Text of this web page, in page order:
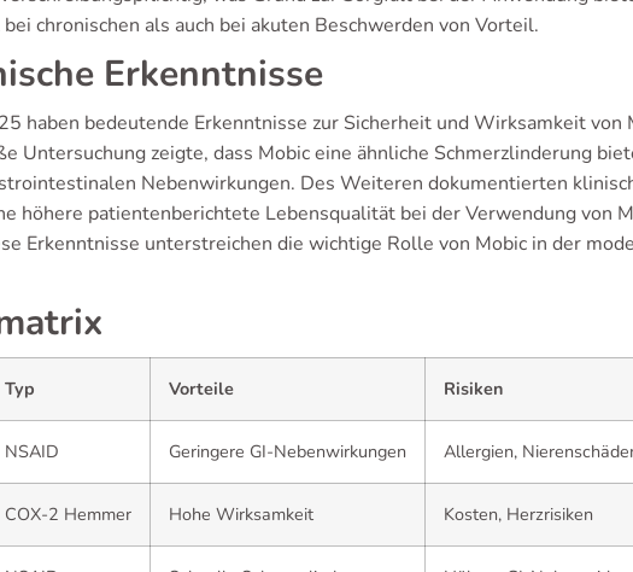
chronischen als auch bei akuten Beschwerden von Vorteil.
Erkenntnisse
haben bedeutende Erkenntnisse zur Sicherheit und Wirksamkeit von
Untersuchung zeigte, dass Mobic eine ähnliche Schmerzlinderung
Nebenwirkungen. Des Weiteren dokumentierten
höhere patientenberichtete Lebensqualität bei der Verwendung von
Erkenntnisse unterstreichen die wichtige Rolle von Mobic in der
Typ Vorteile Risiken
NSAID Geringere GI-Nebenwirkungen Allergien,
COX-2 Hemmer Hohe Wirksamkeit Kosten, Herzrisiken